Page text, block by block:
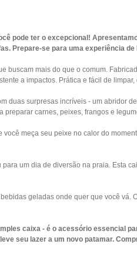
pode ter o excepcional!
Prepare-se para uma experiência
buscam mais do que o comum.
a impactos. Prática e fácil de
duas surpresas incríveis - um abridor
preparar carnes, peixes, frangos e
meça seu peixe no calor do
um dia de diversão na praia. Esta
geladas onde quer que você vá.
caixa - é o acessório essencial
seu lazer a um novo patamar.